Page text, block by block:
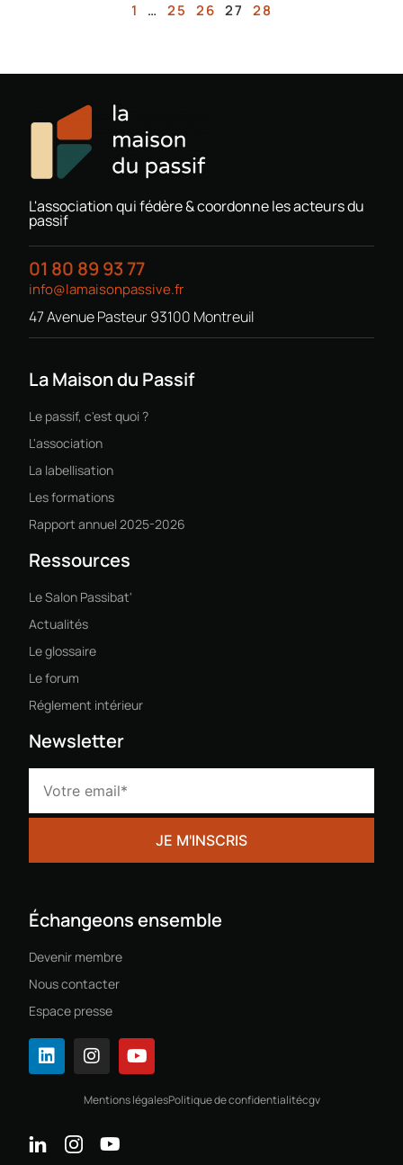
1 … 25 26 27 28
L'association qui fédère & coordonne les acteurs du
passif
01 80 89 93 77
info@lamaisonpassive.fr
47 Avenue Pasteur 93100 Montreuil
La Maison du Passif
Le passif, c'est quoi ?
L'association
La labellisation
Les formations
Rapport annuel 2025-2026
Ressources
Le Salon Passibat'
Actualités
Le glossaire
Le forum
Réglement intérieur
Newsletter
Échangeons ensemble
Devenir membre
Nous contacter
Espace presse
Mentions légalesPolitique de confidentialitécgv